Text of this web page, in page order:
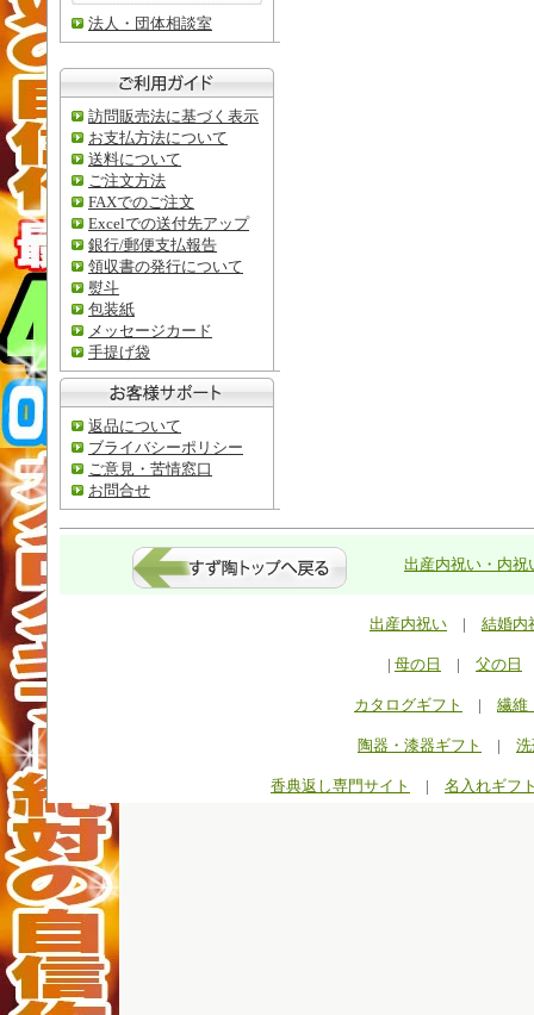
法人・団体相談室
訪問販売法に基づく表示
お支払方法について
送料について
ご注文方法
FAXでのご注文
Excelでの送付先アップ
銀行/郵便支払報告
領収書の発行について
熨斗
包装紙
メッセージカード
手提げ袋
返品について
ブライバシーポリシー
ご意見・苦情窓口
お問合せ
出産内祝い・内祝
出産内祝い | 結婚内
| 母の日 | 父の日
カタログギフト | 繊維
陶器・漆器ギフト |
香典返し専門サイト | 名入れギフ